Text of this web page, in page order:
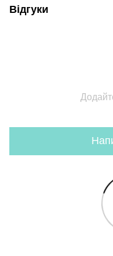
Відгуки